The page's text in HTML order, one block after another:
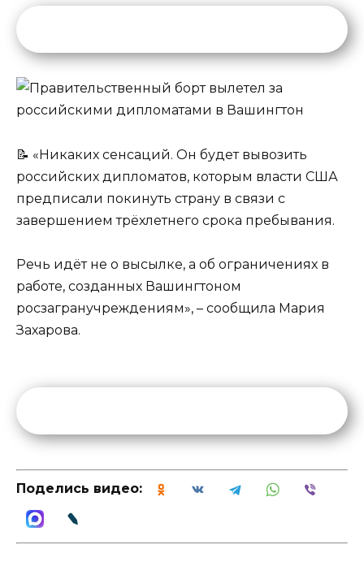
📝 «Никаких сенсаций. Он будет вывозить
российских дипломатов, которым власти США
предписали покинуть страну в связи с
завершением трёхлетнего срока пребывания.
Речь идёт не о высылке, а об ограничениях в
работе, созданных Вашингтоном
росзагранучреждениям», – сообщила Мария
Захарова.
Поделись видео: